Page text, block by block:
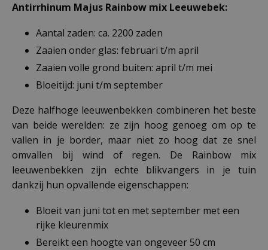
Antirrhinum Majus Rainbow mix Leeuwebek:
Aantal zaden: ca. 2200 zaden
Zaaien onder glas: februari t/m april
Zaaien volle grond buiten: april t/m mei
Bloeitijd: juni t/m september
Deze halfhoge leeuwenbekken combineren het beste
van beide werelden: ze zijn hoog genoeg om op te
vallen in je border, maar niet zo hoog dat ze snel
omvallen bij wind of regen. De Rainbow mix
leeuwenbekken zijn echte blikvangers in je tuin
dankzij hun opvallende eigenschappen:
Bloeit van juni tot en met september met een
rijke kleurenmix
Bereikt een hoogte van ongeveer 50 cm